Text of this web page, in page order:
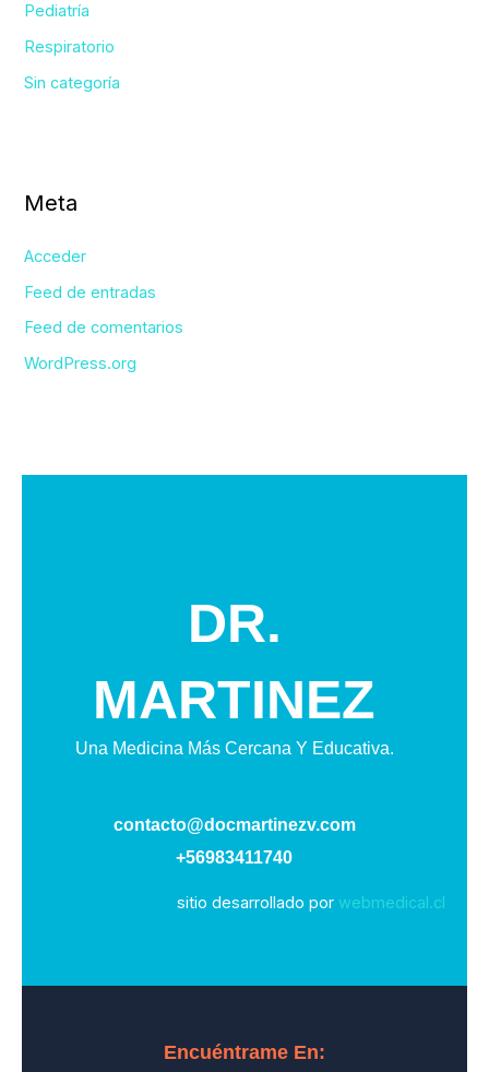
Pediatría
Respiratorio
Sin categoría
Meta
Acceder
Feed de entradas
Feed de comentarios
WordPress.org
DR.
MARTINEZ
Una Medicina Más Cercana Y Educativa.
contacto@docmartinezv.com
+56983411740
sitio desarrollado por webmedical.cl
Encuéntrame En: